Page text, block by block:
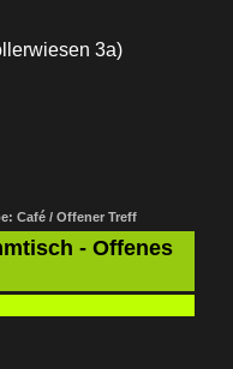
3a)
Café / Offener Treff
- Offenes